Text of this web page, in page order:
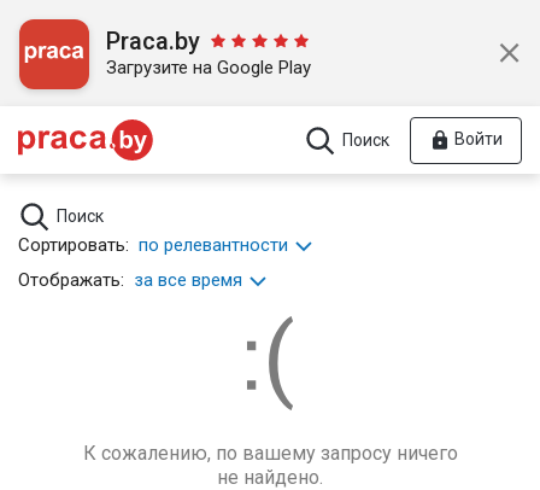
Praca.by
Загрузите на Google Play
Поиск Войти
Поиск
Сортировать: по релевантности
Отображать: за все время
К сожалению, по вашему запросу ничего
не найдено.